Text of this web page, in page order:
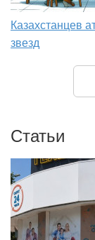
Казахстанцев
звезд
Статьи